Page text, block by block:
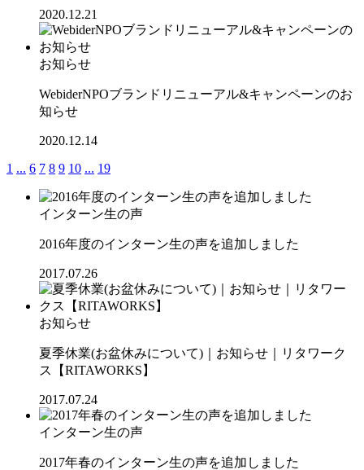
2020.12.21
お知らせ
WebiderNPOブランドリニューアル&キャンペーンのお
知らせ
2020.12.14
1 ... 6 7 8 9 10 ... 19
インターン生の声
2016年度のインターン生の声を追加しました
2017.07.26
お知らせ
夏季休業(お盆休みについて)｜お知らせ｜リタワーク
ス【RITAWORKS】
2017.07.24
インターン生の声
2017年春のインターン生の声を追加しました